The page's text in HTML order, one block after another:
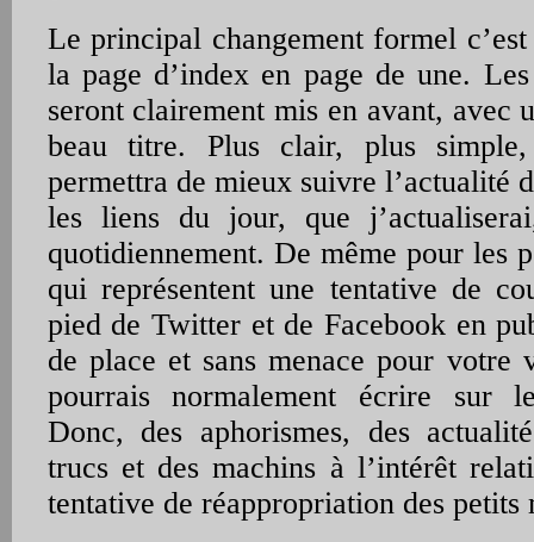
Le principal changement formel
la page d’index en page de une.
seront clairement mis en avant, avec
beau titre. Plus clair, plus
permettra de mieux suivre l’actualité
les liens du jour, que
quotidiennement. De même pour les
qui représentent une tentative de
pied de Twitter et de Facebook en
de place et sans menace pour votre
pourrais normalement écrire sur
Donc, des aphorismes, des
trucs et des machins à l’intérêt
tentative de réappropriation des petits